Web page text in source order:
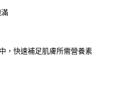
付款」的支付方式。 讓您購物簡單
，快速補足肌膚所需營養素